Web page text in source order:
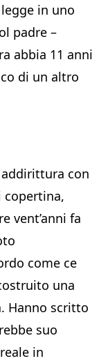
in uno
padre –
abbia 11 anni
di un altro
con
copertina,
vent’anni fa
come ce
una
Hanno scritto
suo
in